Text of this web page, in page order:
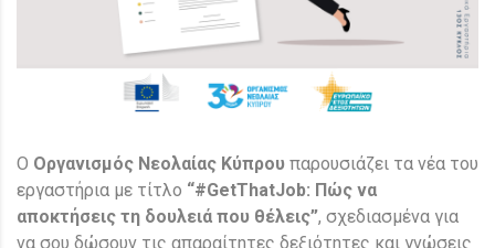
Ο Οργανισμός Νεολαίας Κύπρου παρουσιάζει τα νέα του
εργαστήρια με τίτλο “#GetThatJob: Πώς να
αποκτήσεις τη δουλειά που θέλεις”, σχεδιασμένα για
να σου δώσουν τις απαραίτητες δεξιότητες και γνώσεις